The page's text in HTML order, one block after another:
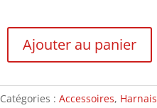
Ajouter au panier
Catégories : Accessoires, Harnais